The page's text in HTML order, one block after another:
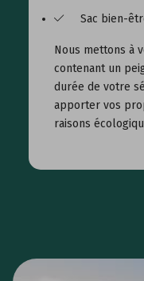
Sac bien-
Nous mettons à
contenant un
durée de votre
apporter vos
raisons